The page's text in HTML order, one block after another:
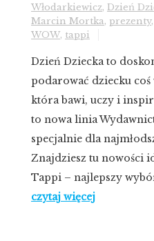
Włodarkiewicz, Dzień
Marcin Mortka, prezenty,
WOW, tappi
Dzień Dziecka to
podarować dziecku
która bawi, uczy i
to nowa linia
specjalnie dla
Znajdziesz tu nowości
Tappi – najlepszy
czytaj więcej